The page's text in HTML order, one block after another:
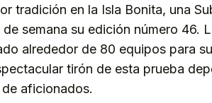
tradición en la Isla Bonita, una
semana su edición número 46.
alrededor de 80 equipos para
tirón de esta prueba
aficionados.